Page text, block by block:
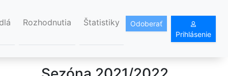
Rozhodnutia Štatistiky
Odoberať
Prihlásenie